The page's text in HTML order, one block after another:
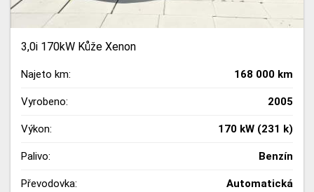
3,0i 170kW Kůže Xenon
Najeto km: 168 000 km
Vyrobeno: 2005
Výkon: 170 kW (231 k)
Palivo: Benzín
Převodovka: Automatická